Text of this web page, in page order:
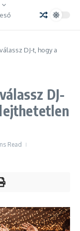
DJ-t, hogy a
DJ-
Read